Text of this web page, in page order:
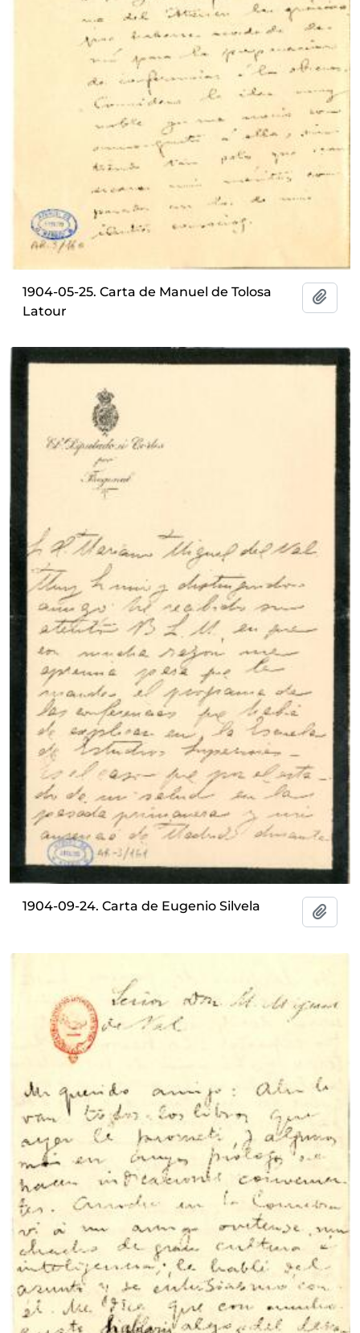
1904-05-25. Carta de Manuel de Tolosa
Latour
1904-09-24. Carta de Eugenio Silvela